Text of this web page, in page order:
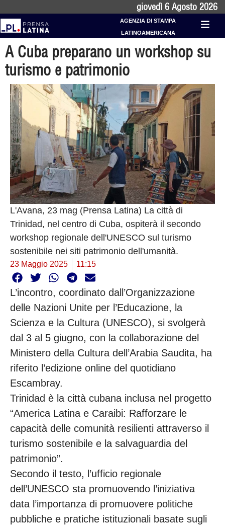
giovedì 6 Agosto 2026
AGENZIA DI STAMPA
LATINOAMERICANA
A Cuba preparano un workshop su
turismo e patrimonio
L'Avana, 23 mag (Prensa Latina) La città di
Trinidad, nel centro di Cuba, ospiterà il secondo
workshop regionale dell'UNESCO sul turismo
sostenibile nei siti patrimonio dell'umanità.
23 Maggio 2025 11:15
L’incontro, coordinato dall’Organizzazione
delle Nazioni Unite per l’Educazione, la
Scienza e la Cultura (UNESCO), si svolgerà
dal 3 al 5 giugno, con la collaborazione del
Ministero della Cultura dell’Arabia Saudita, ha
riferito l’edizione online del quotidiano
Escambray.
Trinidad è la città cubana inclusa nel progetto
“America Latina e Caraibi: Rafforzare le
capacità delle comunità resilienti attraverso il
turismo sostenibile e la salvaguardia del
patrimonio”.
Secondo il testo, l’ufficio regionale
dell’UNESCO sta promuovendo l’iniziativa
data l’importanza di promuovere politiche
pubbliche e pratiche istituzionali basate sugli